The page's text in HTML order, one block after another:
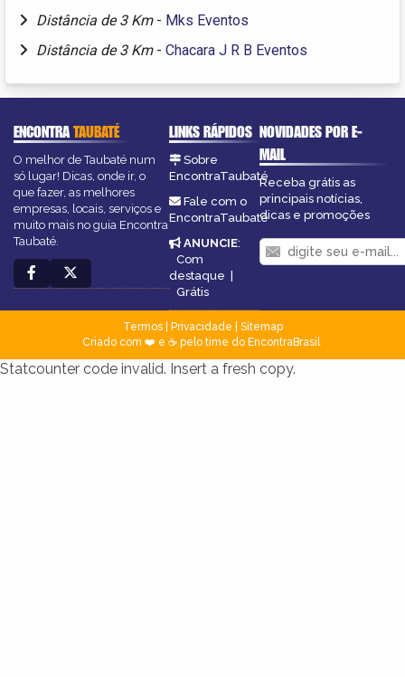
Distância de 3 Km - Mks Eventos
Distância de 3 Km - Chacara J R B Eventos
ENCONTRATAUBATÉ
O melhor de Taubaté num
só lugar! Dicas, onde ir, o
que fazer, as melhores
empresas, locais, serviços e
muito mais no guia Encontra
Taubaté.
LINKS RÁPIDOS
Sobre
EncontraTaubaté
Fale com o
EncontraTaubaté
ANUNCIE:
Com
destaque |
Grátis
NOVIDADES POR E-
MAIL
Receba grátis as
principais notícias,
dicas e promoções
Termos| Privacidade
Sitemap
Criado com ❤️ e ☕ pelo time do EncontraBrasil
Statcounter code invalid. Insert a fresh copy.